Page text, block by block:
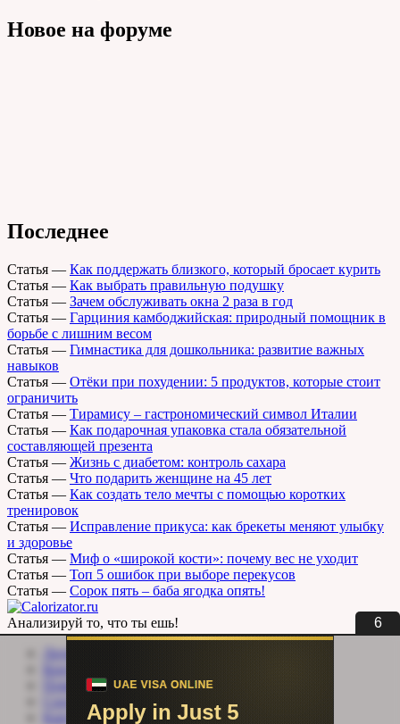
5
Новое на форуме
Последнее
Статья — Как поддержать близкого, который бросает курить
Статья — Как выбрать правильную подушку
Статья — Зачем обслуживать окна 2 раза в год
Статья — Гарциния камбоджийская: природный помощник в
борьбе с лишним весом
Статья — Гимнастика для дошкольника: развитие важных
навыков
Статья — Отёки при похудении: 5 продуктов, которые стоит
ограничить
Статья — Тирамису – гастрономический символ Италии
Статья — Как подарочная упаковка стала обязательной
составляющей презента
Статья — Жизнь с диабетом: контроль сахара
Статья — Что подарить женщине на 45 лет
Статья — Как создать тело мечты с помощью коротких
тренировок
Статья — Исправление прикуса: как брекеты меняют улыбку
и здоровье
Статья — Миф о «широкой кости»: почему вес не уходит
Статья — Топ 5 ошибок при выборе перекусов
Статья — Сорок пять – баба ягодка опять!
Анализируй то, что ты ешь!
Личный кабинет
Помощь сайту
Соцсети
Карта сайта